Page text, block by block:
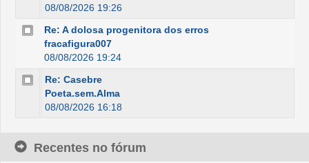
08/08/2026 19:26
Re: A dolosa progenitora dos erros
fracafigura007
08/08/2026 19:24
Re: Casebre
Poeta.sem.Alma
08/08/2026 16:18
Recentes no fórum